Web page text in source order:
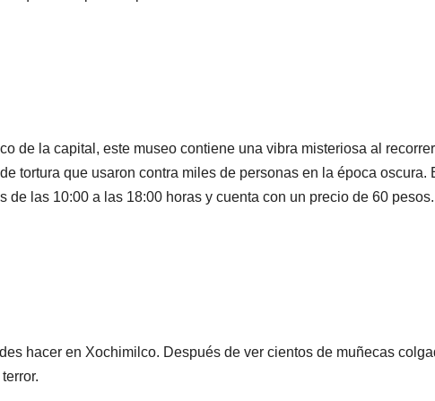
de la capital, este museo contiene una vibra misteriosa al
tortura que usaron contra miles de personas en la época oscura.
de las 10:00 a las 18:00 horas y cuenta con un precio de 60 pesos.
hacer en Xochimilco. Después de ver cientos de muñecas